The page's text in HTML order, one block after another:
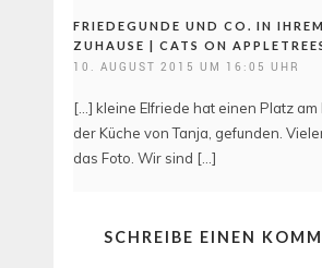
FRIEDEGUNDE UND CO. IN
ZUHAUSE | CATS ON
10. AUGUST 2015 UM 16:05 UHR
[…] kleine Elfriede hat einen Platz am
der Küche von Tanja, gefunden.
das Foto. Wir sind […]
SCHREIBE EINEN